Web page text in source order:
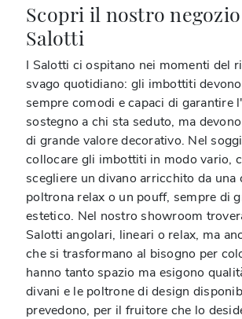
Scopri il nostro
Salotti
I Salotti ci ospitano nei momenti del
svago quotidiano: gli imbottiti
sempre comodi e capaci di garantire
sostegno a chi sta seduto, ma
di grande valore decorativo. Nel
collocare gli imbottiti in modo vario,
scegliere un divano arricchito da una
poltrona relax o un pouff, sempre di
estetico. Nel nostro showroom
Salotti angolari, lineari o relax, ma
che si trasformano al bisogno per
hanno tanto spazio ma esigono
divani e le poltrone di design
prevedono, per il fruitore che lo